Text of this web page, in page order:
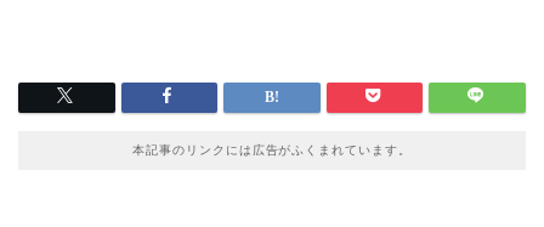
本記事のリンクには広告がふくまれています。